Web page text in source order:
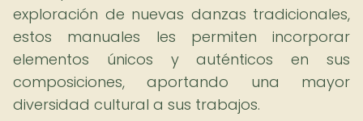
exploración de nuevas danzas tradicionales,
estos manuales les permiten incorporar
elementos únicos y auténticos en sus
composiciones, aportando una mayor
diversidad cultural a sus trabajos.